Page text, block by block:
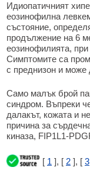
Идиопатичният
еозинофилна
състояние,
продължение на 6
еозинофилията,
Симптомите са
с преднизон и може
Само малък брой
синдром. Въпреки
далакът, кожата и
причина за
киназа, FIP1L1-
[ 1 ], [ 2 ], [ 3